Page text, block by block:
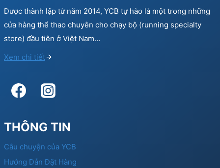
Được thành lập từ năm 2014, YCB tự hào là một trong những
cửa hàng thể thao chuyên cho chạy bộ (running specialty
store) đầu tiên ở Việt Nam…
Xem chi tiết
THÔNG TIN
Câu chuyện của YCB
Hướng Dẫn Đặt Hàng